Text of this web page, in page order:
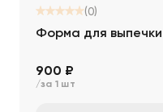
(0)
Форма для
900 ₽
/за 1 шт